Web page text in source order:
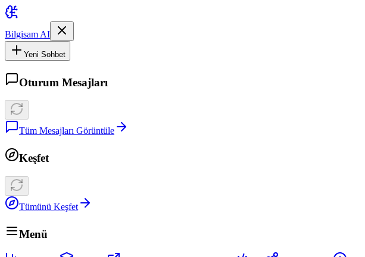
Bilgisam AI
Yeni Sohbet
Oturum Mesajları
Tüm Mesajları Görüntüle
Keşfet
Tümünü Keşfet
Menü